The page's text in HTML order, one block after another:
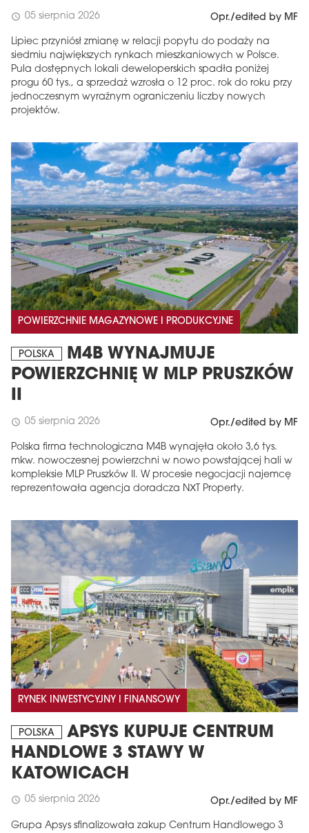
schedule 05 sierpnia 2026 Opr./edited by MF
Lipiec przyniósł zmianę w relacji popytu do podaży na
siedmiu największych rynkach mieszkaniowych w Polsce.
Pula dostępnych lokali deweloperskich spadła poniżej
progu 60 tys., a sprzedaż wzrosła o 12 proc. rok do roku przy
jednoczesnym wyraźnym ograniczeniu liczby nowych
projektów.
POWIERZCHNIE MAGAZYNOWE I PRODUKCYJNE
POLSKA
M4B WYNAJMUJE
POWIERZCHNIĘ W MLP PRUSZKÓW
II
schedule 05 sierpnia 2026 Opr./edited by MF
Polska firma technologiczna M4B wynajęła około 3,6 tys.
mkw. nowoczesnej powierzchni w nowo powstającej hali w
kompleksie MLP Pruszków II. W procesie negocjacji najemcę
reprezentowała agencja doradcza NXT Property.
RYNEK INWESTYCYJNY I FINANSOWY
POLSKA
APSYS KUPUJE CENTRUM
HANDLOWE 3 STAWY W
KATOWICACH
schedule 05 sierpnia 2026 Opr./edited by MF
Grupa Apsys sfinalizowała zakup Centrum Handlowego 3